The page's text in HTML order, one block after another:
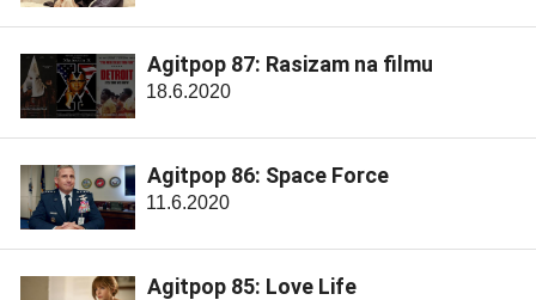
Agitpop 87: Rasizam na filmu
18.6.2020
Agitpop 86: Space Force
11.6.2020
Agitpop 85: Love Life